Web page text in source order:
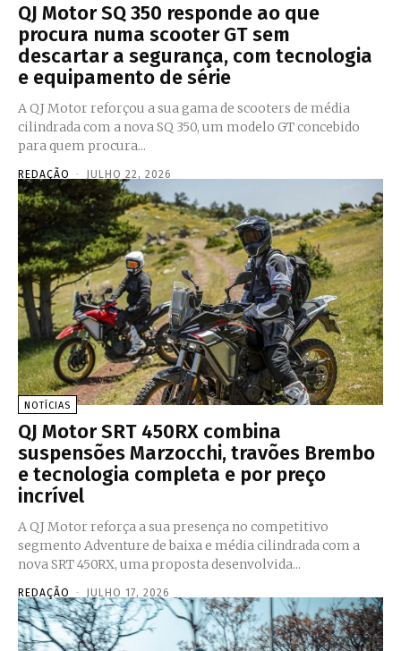
QJ Motor SQ 350 responde ao que
procura numa scooter GT sem
descartar a segurança, com tecnologia
e equipamento de série
A QJ Motor reforçou a sua gama de scooters de média
cilindrada com a nova SQ 350, um modelo GT concebido
para quem procura...
REDAÇÃO - JULHO 22, 2026
NOTÍCIAS
QJ Motor SRT 450RX combina
suspensões Marzocchi, travões Brembo
e tecnologia completa e por preço
incrível
A QJ Motor reforça a sua presença no competitivo
segmento Adventure de baixa e média cilindrada com a
nova SRT 450RX, uma proposta desenvolvida...
REDAÇÃO - JULHO 17, 2026